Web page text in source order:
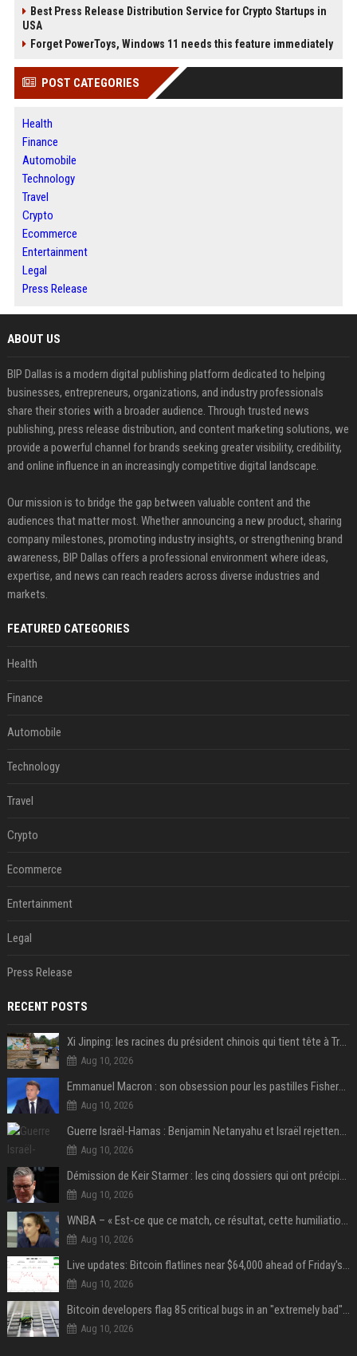
Best Press Release Distribution Service for Crypto Startups in
USA
Forget PowerToys, Windows 11 needs this feature immediately
POST CATEGORIES
Health
Finance
Automobile
Technology
Travel
Crypto
Ecommerce
Entertainment
Legal
Press Release
ABOUT US
BIP Dallas is a modern digital publishing platform dedicated to helping
businesses, entrepreneurs, organizations, and industry professionals
share their stories with a broader audience. Through trusted news
publishing, press release distribution, and content marketing solutions, we
provide a powerful channel for brands seeking greater visibility, credibility,
and online influence in an increasingly competitive digital landscape.
Our mission is to bridge the gap between valuable content and the
audiences that matter most. Whether announcing a new product, sharing
company milestones, promoting industry insights, or strengthening brand
awareness, BIP Dallas offers a professional environment where ideas,
expertise, and news can reach readers across diverse industries and
markets.
FEATURED CATEGORIES
Health
Finance
Automobile
Technology
Travel
Crypto
Ecommerce
Entertainment
Legal
Press Release
RECENT POSTS
Xi Jinping: les racines du président chinois qui tient tête à Trump
Aug 10, 2026
Emmanuel Macron : son obsession pour les pastilles Fisherman’s Friend à l’Élysée
Aug 10, 2026
Guerre Israël-Hamas : Benjamin Netanyahu et Israël rejettent le plan américain pour la paix à Gaza "tant que le Hamas ne sera pas véritablement désarmé"
Aug 10, 2026
Démission de Keir Starmer : les cinq dossiers qui ont précipité sa chute
Aug 10, 2026
WNBA – « Est-ce que ce match, ce résultat, cette humiliation vont briser Caitlin Clark pour le reste de la saison ? »
Aug 10, 2026
Live updates: Bitcoin flatlines near $64,000 ahead of Friday's jobs report
Aug 10, 2026
Bitcoin developers flag 85 critical bugs in an "extremely bad" situation
Aug 10, 2026